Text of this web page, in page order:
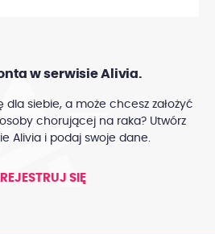
w serwisie Alivia.
dla siebie, a może chcesz założyć
chorującej na raka? Utwórz
Alivia i podaj swoje dane.
SIĘ